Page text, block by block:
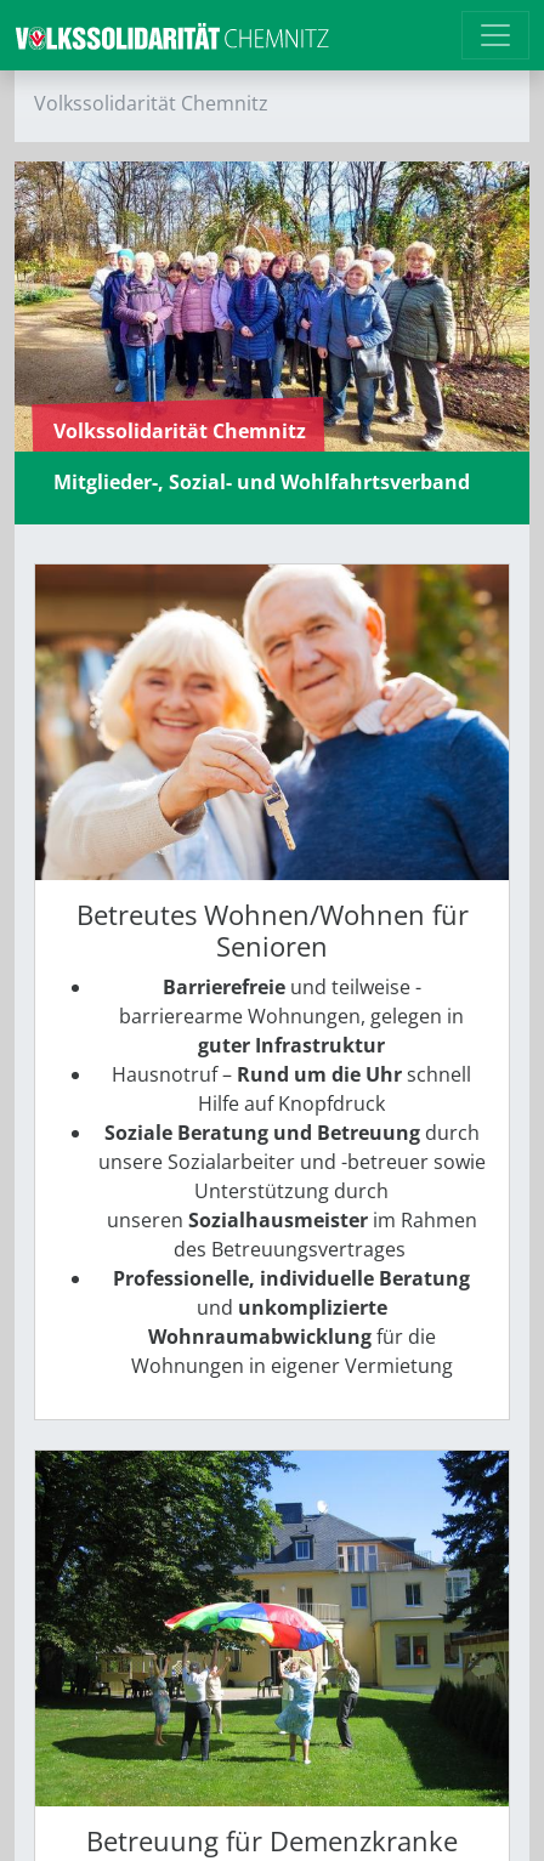
Volkssolidarität Chemnitz
Volkssolidarität Chemnitz
Mitglieder-, Sozial- und Wohlfahrtsverband
Betreutes Wohnen/Wohnen für
Senioren
Barrierefreie und teilweise ­
barrierearme Wohnungen, gelegen in
guter Infrastruktur
Hausnotruf – Rund um die Uhrschnell
Hilfe auf Knopfdruck
Soziale Beratung und Betreuung durch
unsere Sozialarbeiter und -betreuer sowie
Unterstützung durch
unseren Sozialhausmeister im Rahmen
des Betreuungsvertrages
Professionelle, individuelle Beratung
und ­unkomplizierte
Wohnraumabwicklungfür die
Wohnungen in eigener Vermietung
Betreuung für Demenzkranke